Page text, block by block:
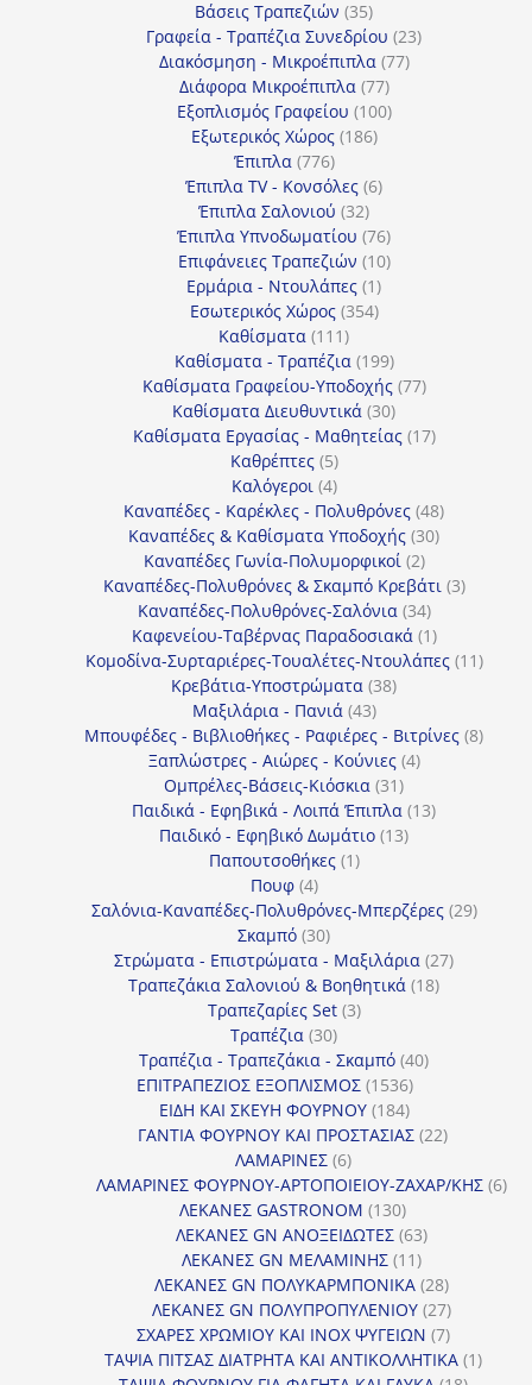
Βάσεις Τραπεζιών 3535
προϊόντα
Γραφεία - Τραπέζια Συνεδρίου 2323
Διακόσμηση - Μικροέπιπλα 7777
Διάφορα Μικροέπιπλα 7777
προϊόντα
Εξοπλισμός Γραφείου 100100
Εξωτερικός Χώρος 186186
Έπιπλα 776776
προϊόντα
Έπιπλα TV - Κονσόλες 66
Έπιπλα Σαλονιού 3232
προϊόντα
Έπιπλα Υπνοδωματίου 7676
προϊόντα
Επιφάνειες Τραπεζιών 1010
Ερμάρια - Ντουλάπες 11
προϊόν
Εσωτερικός Χώρος 354354
Καθίσματα 111111
προϊόντα
Καθίσματα - Τραπέζια 199199
προϊόντα
Καθίσματα Γραφείου-Υποδοχής 7777
Καθίσματα Διευθυντικά 3030
προϊόντα
Καθίσματα Εργασίας - Μαθητείας 1717
Καθρέπτες 55
προϊόντα
Καλόγεροι 44
προϊόντα
Καναπέδες - Καρέκλες - Πολυθρόνες 4848
προϊόντα
Καναπέδες & Καθίσματα Υποδοχής 3030
Καναπέδες Γωνία-Πολυμορφικοί 22
προϊόντα
Καναπέδες-Πολυθρόνες & Σκαμπό Κρεβάτι 33
Καναπέδες-Πολυθρόνες-Σαλόνια 3434
προϊόντα
Καφενείου-Ταβέρνας Παραδοσιακά 11
προϊόν
Κομοδίνα-Συρταριέρες-Τουαλέτες-Ντουλάπες 1111
Κρεβάτια-Υποστρώματα 3838
Μαξιλάρια - Πανιά 4343
προϊόντα
Μπουφέδες - Βιβλιοθήκες - Ραφιέρες - Βιτρίνες 88
Ξαπλώστρες - Αιώρες - Κούνιες 44
Ομπρέλες-Βάσεις-Κιόσκια 3131
προϊόντα
Παιδικά - Εφηβικά - Λοιπά Έπιπλα 1313
Παιδικό - Εφηβικό Δωμάτιο 1313
Παπουτσοθήκες 11
Πουφ 44
προϊόντα
Σαλόνια-Καναπέδες-Πολυθρόνες-Μπερζέρες 2929
Σκαμπό 3030
προϊόντα
Στρώματα - Επιστρώματα - Μαξιλάρια 2727
Τραπεζάκια Σαλονιού & Βοηθητικά 1818
Τραπεζαρίες Set 33
Τραπέζια 3030
προϊόντα
Τραπέζια - Τραπεζάκια - Σκαμπό 4040
ΕΠΙΤΡΑΠΕΖΙΟΣ ΕΞΟΠΛΙΣΜΟΣ 15361536
προϊόντα
ΕΙΔΗ ΚΑΙ ΣΚΕΥΗ ΦΟΥΡΝΟΥ 184184
προϊόντα
ΓΑΝΤΙΑ ΦΟΥΡΝΟΥ ΚΑΙ ΠΡΟΣΤΑΣΙΑΣ 2222
ΛΑΜΑΡΙΝΕΣ 66
προϊόντα
ΛΑΜΑΡΙΝΕΣ ΦΟΥΡΝΟΥ-ΑΡΤΟΠΟΙΕΙΟΥ-ΖΑΧΑΡ/ΚΗΣ 66
ΛΕΚΑΝΕΣ GASTRONOM 130130
προϊόντα
ΛΕΚΑΝΕΣ GN ΑΝΟΞΕΙΔΩΤΕΣ 6363
ΛΕΚΑΝΕΣ GN ΜΕΛΑΜΙΝΗΣ 1111
προϊόντα
ΛΕΚΑΝΕΣ GN ΠΟΛΥΚΑΡΜΠΟΝΙΚΑ 2828
προϊόντα
ΛΕΚΑΝΕΣ GN ΠΟΛΥΠΡΟΠΥΛΕΝΙΟΥ 2727
προϊόντα
ΣΧΑΡΕΣ ΧΡΩΜΙΟΥ ΚΑΙ INOX ΨΥΓΕΙΩΝ 77
προϊόντα
ΤΑΨΙΑ ΠΙΤΣΑΣ ΔΙΑΤΡΗΤΑ ΚΑΙ ΑΝΤΙΚΟΛΛΗΤΙΚΑ 11